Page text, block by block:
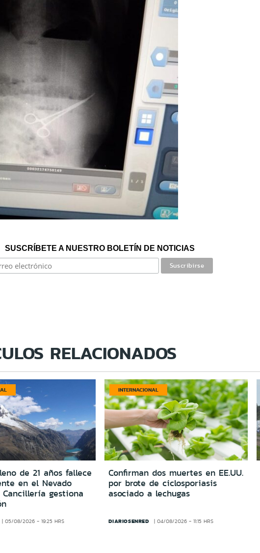
SUSCRÍBETE A NUESTRO BOLETÍN DE NOTICIAS
RELACIONADOS
de 21 años fallece
en el Nevado
Cancillería gestiona
05/08/2026 - 19:25 HRS
INTERNACIONAL
Confirman dos muertes en EE.UU.
por brote de ciclosporiasis
asociado a lechugas
DIARIOSENRED 04/08/2026 - 11:15 HRS